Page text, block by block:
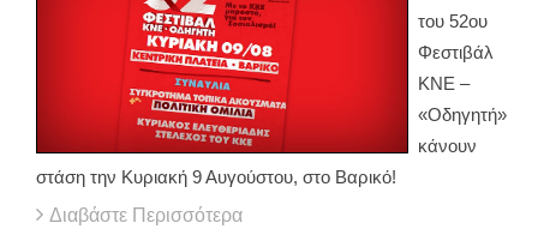
του 52ου
Φεστιβάλ
ΚΝΕ –
«Οδηγητή»
κάνουν
στάση την Κυριακή 9 Αυγούστου, στο Βαρικό!
Διαβάστε Περισσότερα